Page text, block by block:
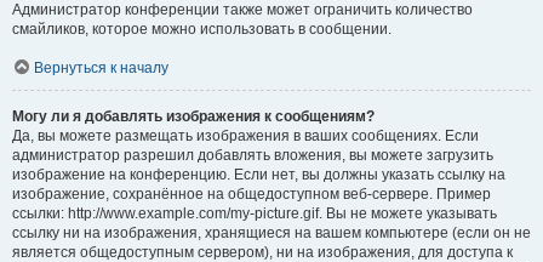
Администратор конференции также может ограничить количество
смайликов, которое можно использовать в сообщении.
Вернуться к началу
Могу ли я добавлять изображения к сообщениям?
Да, вы можете размещать изображения в ваших сообщениях. Если
администратор разрешил добавлять вложения, вы можете загрузить
изображение на конференцию. Если нет, вы должны указать ссылку на
изображение, сохранённое на общедоступном веб-сервере. Пример
ссылки: http://www.example.com/my-picture.gif. Вы не можете указывать
ссылку ни на изображения, хранящиеся на вашем компьютере (если он не
является общедоступным сервером), ни на изображения, для доступа к